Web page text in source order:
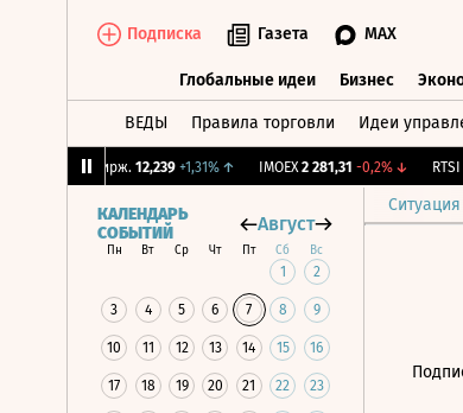
Подписка Газета MAX
Глобальные идеи Бизнес
ВЕДЫ Правила торговли Идеи
CNY Бирж. 12,239 +1,31%↑ IMOEX 2 281,31 -0,2%↓ RTSI
КАЛЕНДАРЬ
СОБЫТИЙ
Август
Пн Вт Ср Чт Пт Сб Вс
1 2
3 4 5 6 7 8 9
10 11 12 13 14 15 16
17 18 19 20 21 22 23